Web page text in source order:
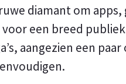
diamant om apps,
een breed
aangezien een